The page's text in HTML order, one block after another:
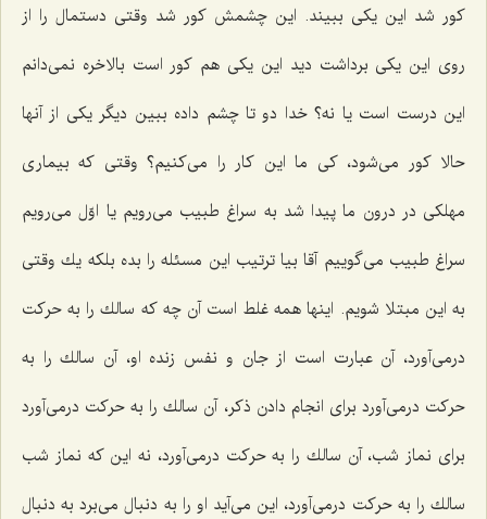
كور شد این یكی ببیند. این چشمش كور شد وقتی دستمال را از
روی این یكی برداشت دید این یكی هم كور است بالاخره نمی‌دانم
این درست است یا نه؟ خدا دو تا چشم داده ببین دیگر یكی از آنها
حالا كور می‌شود، كی ما این كار را می‌كنیم؟ وقتی كه بیماری
مهلكی در درون ما پیدا شد به سراغ طبیب می‌رویم یا اوّل می‌رویم
سراغ طبیب می‌گوییم آقا بیا ترتیب این مسئله را بده بلكه یك وقتی
به این مبتلا شویم. اینها همه غلط است آن چه كه سالك را به حركت
درمی‌آورد، آن عبارت است از جان و نفس زنده او، آن سالك را به
حركت درمی‌آورد برای انجام دادن ذكر، آن سالك را به حركت درمی‌آورد
برای نماز شب، آن سالك را به حركت درمی‌آورد، نه این كه نماز شب
سالك را به حركت درمی‌آورد، این می‌آید او را به دنبال می‌برد به دنبال